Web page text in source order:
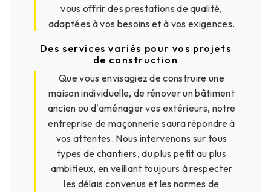
vous offrir des prestations de qualité,
adaptées à vos besoins et à vos exigences.
Des services variés pour vos projets
de construction
Que vous envisagiez de construire une
maison individuelle, de rénover un bâtiment
ancien ou d'aménager vos extérieurs, notre
entreprise de maçonnerie saura répondre à
vos attentes. Nous intervenons sur tous
types de chantiers, du plus petit au plus
ambitieux, en veillant toujours à respecter
les délais convenus et les normes de